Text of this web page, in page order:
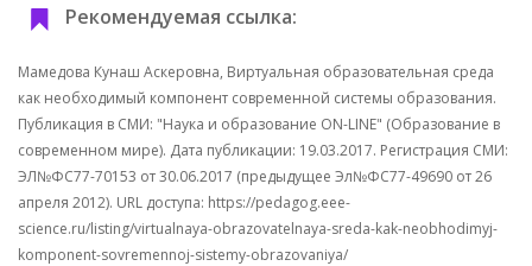
Рекомендуемая ссылка:
Мамедова Кунаш Аскеровна, Виртуальная образовательная среда
как необходимый компонент современной системы образования.
Публикация в СМИ: "Наука и образование ON-LINE" (Образование в
современном мире). Дата публикации: 19.03.2017. Регистрация СМИ:
ЭЛ№ФС77-70153 от 30.06.2017 (предыдущее Эл№ФC77-49690 от 26
апреля 2012). URL доступа: https://pedagog.eee-
science.ru/listing/virtualnaya-obrazovatelnaya-sreda-kak-neobhodimyj-
komponent-sovremennoj-sistemy-obrazovaniya/